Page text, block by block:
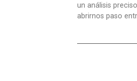
un análisis
abrirnos paso